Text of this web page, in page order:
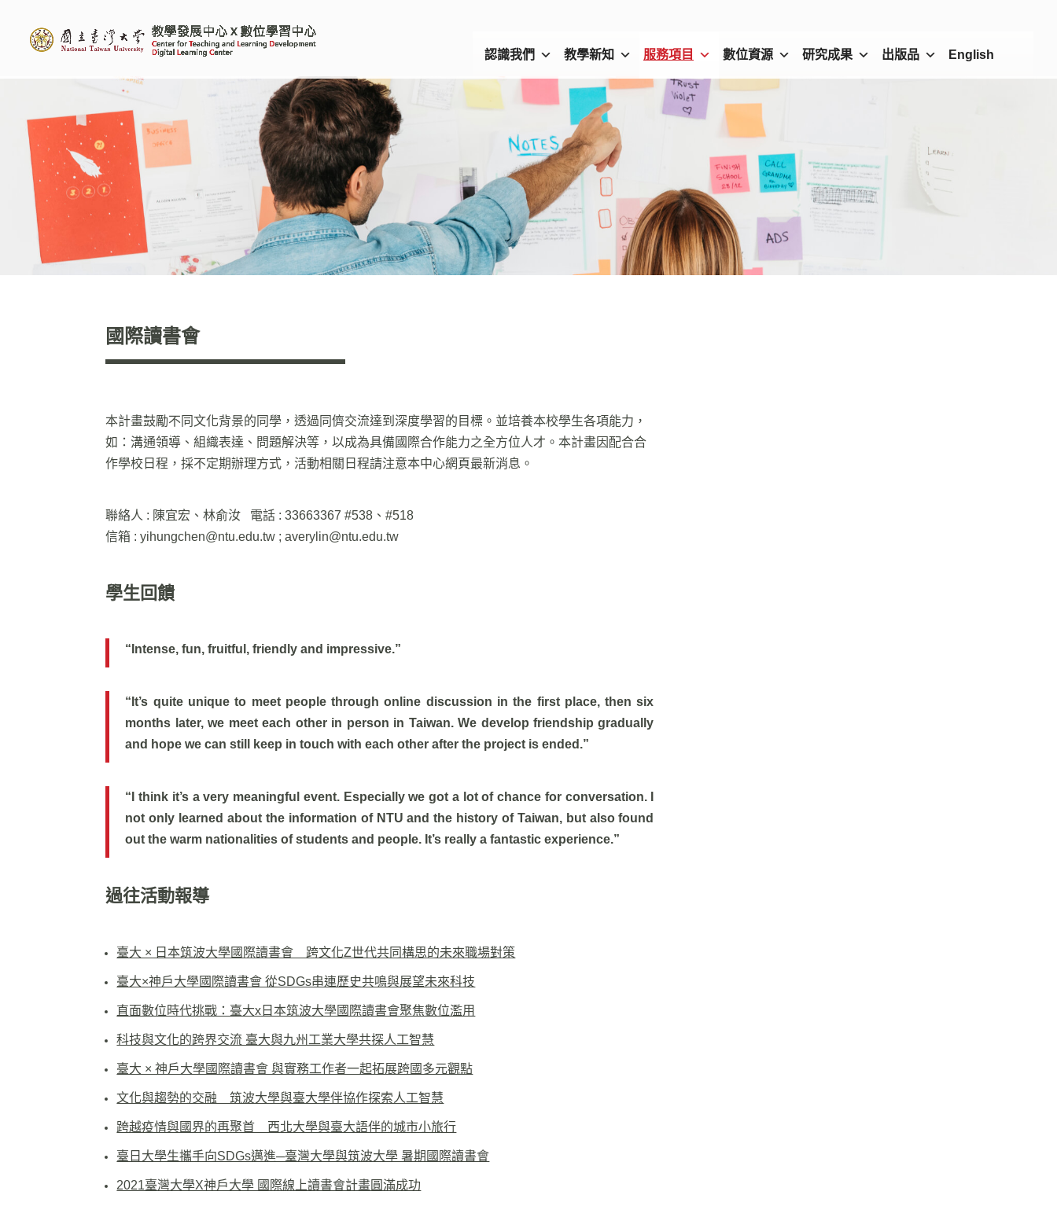
認識我們 教學新知 服務項目 數位資源 研究成果 出版品 English
國際讀書會
本計畫鼓勵不同文化背景的同學，透過同儕交流達到深度學習的目標。並培養本校學生各項能力，
如：溝通領導、組織表達、問題解決等，以成為具備國際合作能力之全方位人才。本計畫因配合合
作學校日程，採不定期辦理方式，活動相關日程請注意本中心網頁最新消息。
聯絡人 : 陳宜宏、林俞汝 電話 : 33663367 #538、#518
信箱 :yihungchen@ntu.edu.tw ;averylin@ntu.edu.tw
學生回饋
“Intense, fun, fruitful, friendly and impressive.”
“It’s quite unique to meet people through online discussion in the first place, then six
months later, we meet each other in person in Taiwan. We develop friendship gradually
and hope we can still keep in touch with each other after the project is ended.”
“I think it’s a very meaningful event. Especially we got a lot of chance for conversation. I
not only learned about the information of NTU and the history of Taiwan, but also found
out the warm nationalities of students and people. It’s really a fantastic experience.”
過往活動報導
臺大 × 日本筑波大學國際讀書會 跨文化Z世代共同構思的未來職場對策
臺大×神戶大學國際讀書會 從SDGs串連歷史共鳴與展望未來科技
直面數位時代挑戰：臺大x日本筑波大學國際讀書會聚焦數位濫用
科技與文化的跨界交流 臺大與九州工業大學共探人工智慧
臺大 × 神戶大學國際讀書會 與實務工作者一起拓展跨國多元觀點
文化與趨勢的交融 筑波大學與臺大學伴協作探索人工智慧
跨越疫情與國界的再聚首 西北大學與臺大語伴的城市小旅行
臺日大學生攜手向SDGs邁進─臺灣大學與筑波大學 暑期國際讀書會
2021臺灣大學X神戶大學 國際線上讀書會計畫圓滿成功